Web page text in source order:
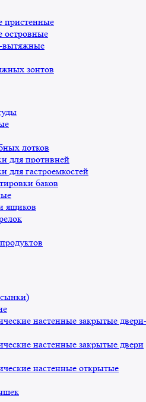
пристенные
вытяжные
зонтов
лотков
для противней
для гастроемкостей
баков
ящиков
настенные закрытые двери-
настенные закрытые двери
настенные открытые